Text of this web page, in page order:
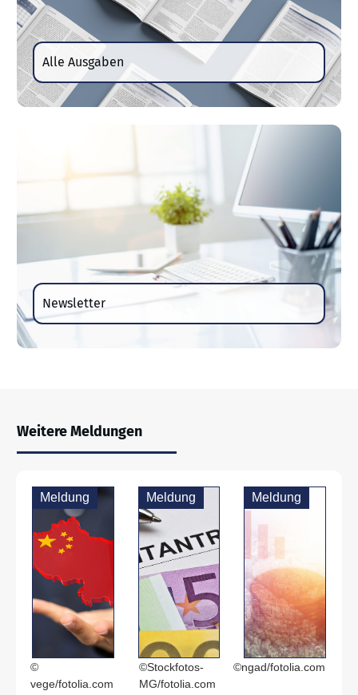
Alle Ausgaben
Newsletter
Weitere Meldungen
Meldung
©
vege/fotolia.com
Meldung
©Stockfotos-
MG/fotolia.com
Meldung
©ngad/fotolia.com